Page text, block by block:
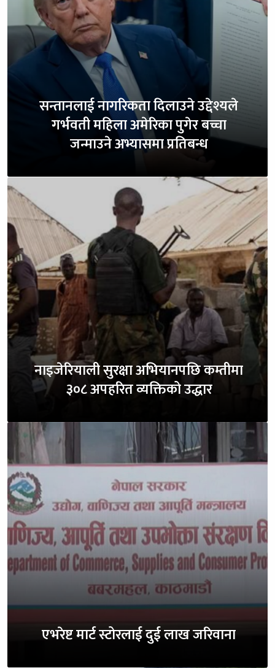
सन्तानलाई नागरिकता दिलाउने उद्देश्यले
गर्भवती महिला अमेरिका पुगेर बच्चा
जन्माउने अभ्यासमा प्रतिबन्ध
नाइजेरियाली सुरक्षा अभियानपछि कम्तीमा
३०८ अपहरित व्यक्तिको उद्धार
एभरेष्ट मार्ट स्टोरलाई दुई लाख जरिवाना